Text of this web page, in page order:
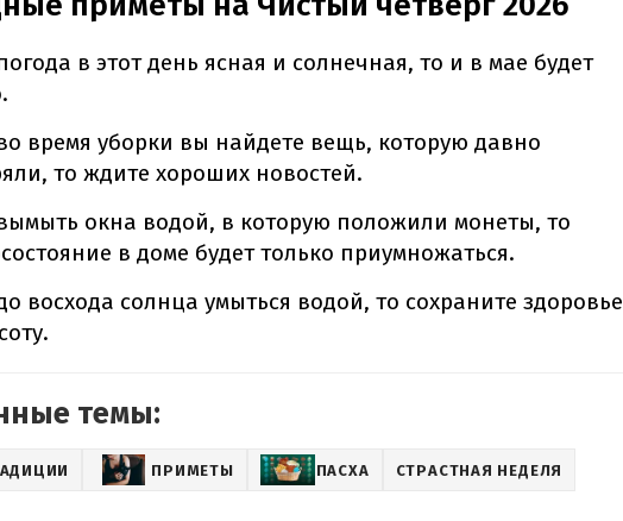
в этот день ясная и солнечная, то и в мае будет
время уборки вы найдете вещь, которую давно
то ждите хороших новостей.
окна водой, в которую положили монеты, то
в доме будет только приумножаться.
восхода солнца умыться водой, то сохраните здоровье
темы:
ПРИМЕТЫ ПАСХА СТРАСТНАЯ НЕДЕЛЯ